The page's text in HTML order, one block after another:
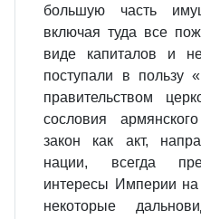
большую часть
включая туда все
виде капиталов и
поступали в пользу
правительством
сословия
закон как акт,
нации, всегда
интересы Империи на
некоторые